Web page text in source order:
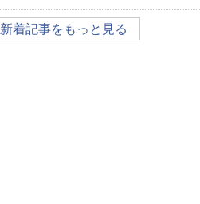
新着記事をもっと見る